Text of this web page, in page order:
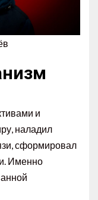
и
наладил
сформировал
Именно